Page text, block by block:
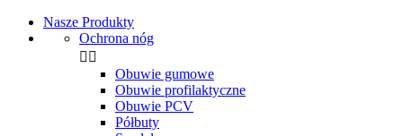
Nasze Produkty
Ochrona nóg
 
Obuwie gumowe
Obuwie profilaktyczne
Obuwie PCV
Półbuty